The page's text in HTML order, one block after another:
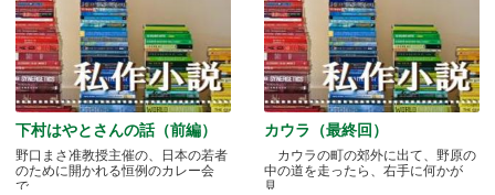
下村はやとさんの話（前編）
野口まさ准教授主催の、日本の若者
のために開かれる恒例のカレー会
で.....
カウラ（最終回）
カウラの町の郊外に出て、野原の
中の道を走ったら、右手に何かが
見.....